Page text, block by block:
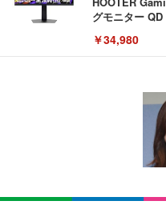
グモニター
￥34,980
【整備済み品
U9311X/F
s11 Pro/MS
tooth・HDMI
ス付属/180日
【整備済み品
EIZO ビジネ
EV3240X-WT
EIZO ビジネ